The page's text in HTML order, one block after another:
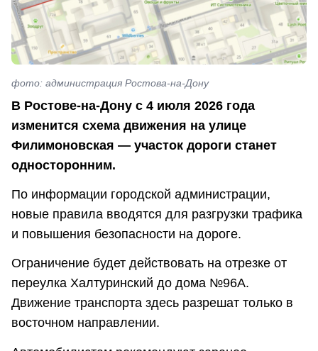
фото: администрация Ростова-на-Дону
В Ростове-на-Дону с 4 июля 2026 года
изменится схема движения на улице
Филимоновская — участок дороги станет
односторонним.
По информации городской администрации,
новые правила вводятся для разгрузки трафика
и повышения безопасности на дороге.
Ограничение будет действовать на отрезке от
переулка Халтуринский до дома №96А.
Движение транспорта здесь разрешат только в
восточном направлении.